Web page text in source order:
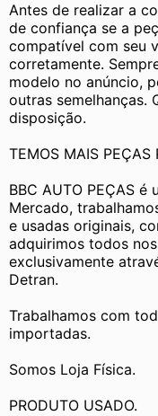
Antes de realizar a
de confiança se a
compatível com seu
corretamente.
modelo no anúncio,
outras semelhanças.
disposição.
TEMOS MAIS PEÇAS
BBC AUTO PEÇAS
Mercado,
e usadas originais,
adquirimos todos
exclusivamente
Detran.
Trabalhamos com
importadas.
Somos Loja Física.
PRODUTO USADO.